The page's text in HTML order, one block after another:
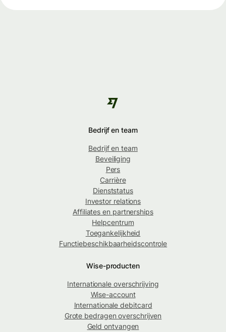
Bedrijf en team
Bedrijf en team
Beveiliging
Pers
Carrière
Dienststatus
Investor relations
Affiliates en partnerships
Helpcentrum
Toegankelijkheid
Functiebeschikbaarheidscontrole
Wise-producten
Internationale overschrijving
Wise-account
Internationale debitcard
Grote bedragen overschrijven
Geld ontvangen